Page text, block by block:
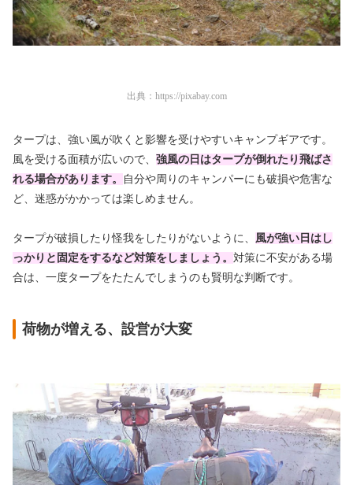
出典： https://pixabay.com
タープは、強い風が吹くと影響を受けやすいキャンプギアです。
風を受ける面積が広いので、 強風の日はタープが倒れたり飛ばさ
れる場合があります。
自分や周りのキャンパーにも破損や危害な
ど、迷惑がかかっては楽しめません。
タープが破損したり怪我をしたりがないように、 風が強い日はし
っかりと固定をするなど対策をしましょう。 対策に不安がある場
合は、一度タープをたたんでしまうのも賢明な判断です。
荷物が増える、設営が大変